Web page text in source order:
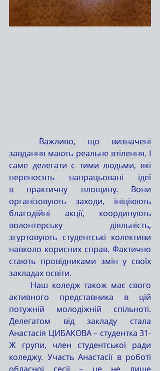
завдання мають реальне втілення. І
саме делегати є тими людьми, які
переносять напрацьовані ідеї
в практичну площину. Вони
організовують заходи, ініціюють
благодійні акції, координують
волонтерську діяльність,
згуртовують студентські колективи
навколо корисних справ. Фактично
стають провідниками змін у своїх
закладах освіти.
активного представника в цій
потужній молодіжній спільноті.
Делегатом від закладу стала
Анастасія ЦИБАКОВА – студентка 31-
Ж групи, член студентської ради
коледжу. Участь Анастасії в роботі